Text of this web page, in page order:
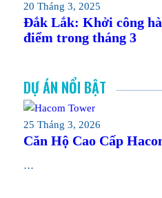
20 Tháng 3, 2025
Đắk Lắk: Khởi công
điểm trong tháng 3
DỰ ÁN NỔI BẬT
25 Tháng 3, 2026
Căn Hộ Cao Cấp
…